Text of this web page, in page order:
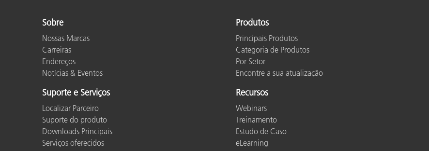
Sobre
Nossas Marcas
Carreiras
Endereços
Notícias & Eventos
Suporte e Serviços
Localizar Parceiro
Suporte do produto
Downloads Principais
Serviços oferecidos
Produtos
Principais Produtos
Categoria de Produtos
Por Setor
Encontre a sua atualização
Recursos
Webinars
Treinamento
Estudo de Caso
eLearning